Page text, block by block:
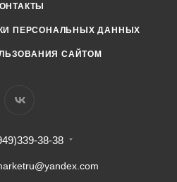
ПЕРСОНАЛЬНЫХ ДАННЫХ
САЙТОМ
38-38